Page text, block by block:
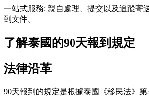
一站式服務: 親自處理、提交以及追蹤寄
到文件。
了解泰國的90天報到規定
法律沿革
90天報到的規定是根據泰國《移民法》